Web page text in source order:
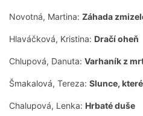
Novotná, Martina: Záhada
Hlaváčková, Kristina: Dračí oheň
Chlupová, Danuta: Varhaník z
Šmakalová, Tereza: Slunce,
Chalupová, Lenka: Hrbaté duše